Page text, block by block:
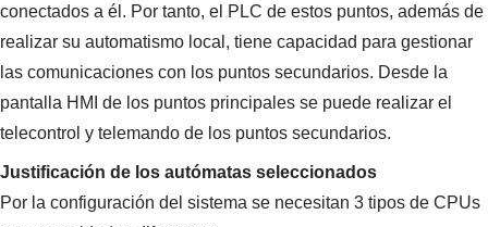
conectados a él. Por tanto, el PLC de estos puntos, además de
realizar su automatismo local, tiene capacidad para gestionar
las comunicaciones con los puntos secundarios. Desde la
pantalla HMI de los puntos principales se puede realizar el
telecontrol y telemando de los puntos secundarios.
Justificación de los autómatas seleccionados
Por la configuración del sistema se necesitan 3 tipos de CPUs